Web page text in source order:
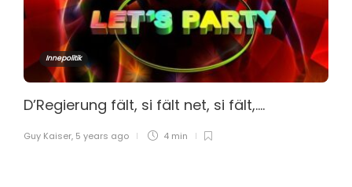
Innepolitik
D’Regierung fält, si fält net, si fält,….
Guy Kaiser, 5 years ago 4 min